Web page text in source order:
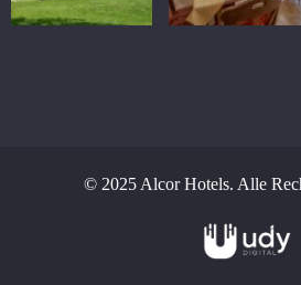
© 2025 Alcor Hotels. Alle